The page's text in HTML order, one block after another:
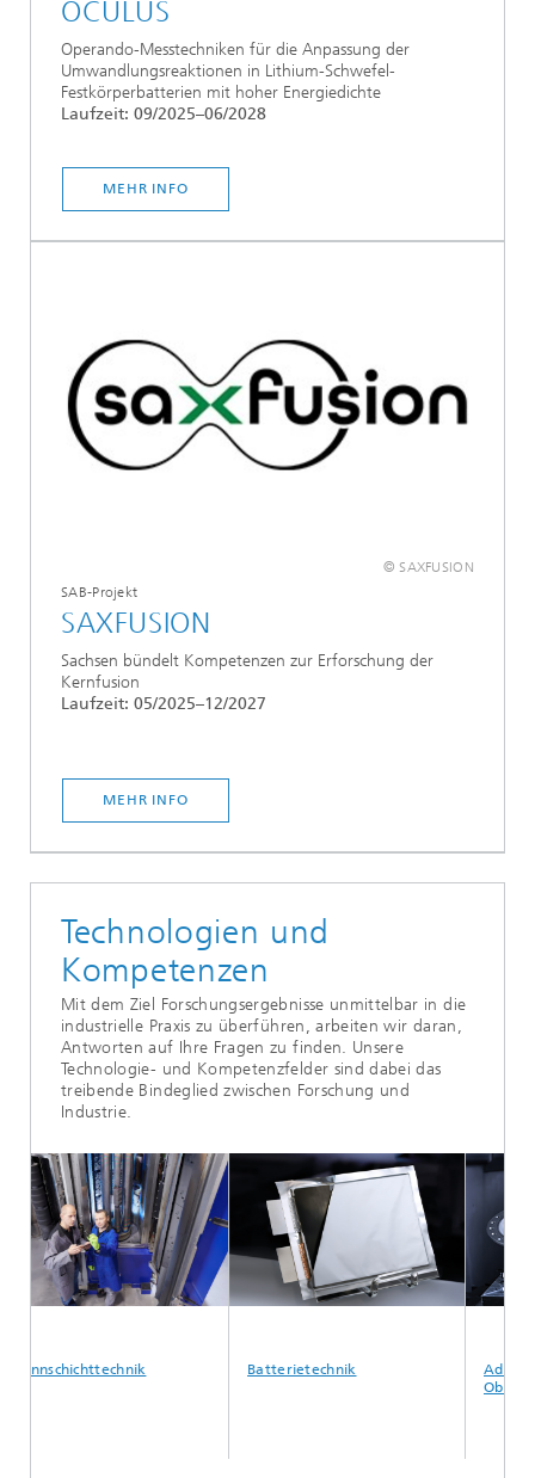
OCULUS
Operando-Messtechniken für die Anpassung der
Umwandlungsreaktionen in Lithium-Schwefel-
Festkörperbatterien mit hoher Energiedichte
Laufzeit: 09/2025–06/2028
MEHR INFO
© SAXFUSION
SAB-Projekt
SAXFUSION
Sachsen bündelt Kompetenzen zur Erforschung der
Kernfusion
Laufzeit: 05/2025–12/2027
MEHR INFO
Technologien und
Kompetenzen
Mit dem Ziel Forschungsergebnisse unmittelbar in die
industrielle Praxis zu überführen, arbeiten wir daran,
Antworten auf Ihre Fragen zu finden. Unsere
Technologie- und Kompetenzfelder sind dabei das
treibende Bindeglied zwischen Forschung und
Industrie.
Batterietechnik
Additive Fertigung
Oberflächentechnik